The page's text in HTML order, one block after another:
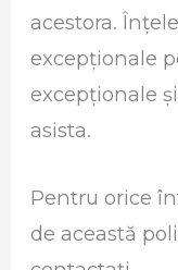
acestora.
excepționale
excepționale
asista.
Pentru orice
de această